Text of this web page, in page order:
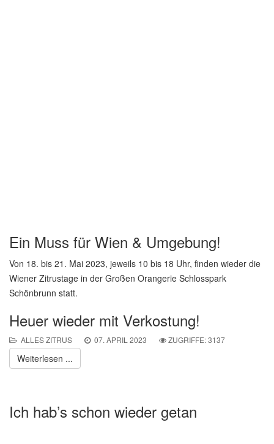
Ein Muss für Wien & Umgebung!
Von 18. bis 21. Mai 2023, jeweils 10 bis 18 Uhr, finden wieder die
Wiener Zitrustage in der Großen Orangerie Schlosspark
Schönbrunn statt.
Heuer wieder mit Verkostung!
ALLES ZITRUS 07. APRIL 2023 ZUGRIFFE: 3137
Weiterlesen ...
Ich hab’s schon wieder getan